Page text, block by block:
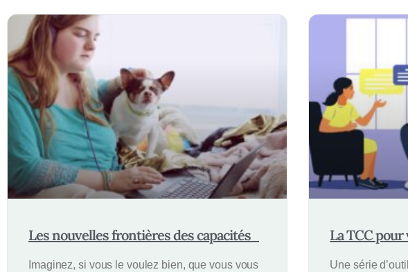
Les nouvelles frontières des capacités
Imaginez, si vous le voulez bien, que vous vous
La TCC
Une série